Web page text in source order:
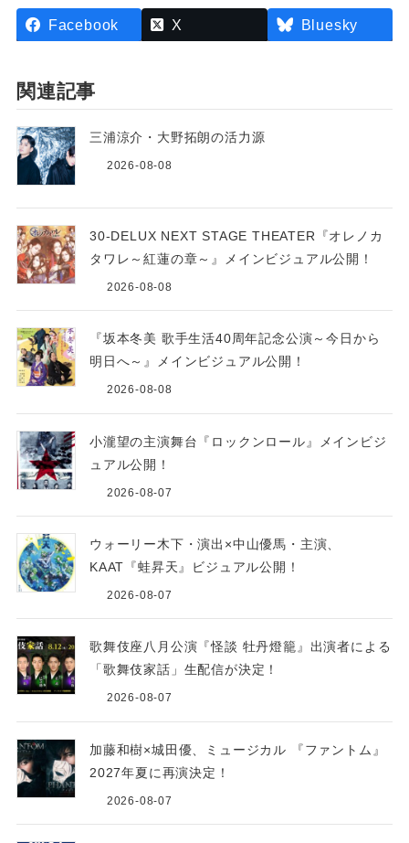
Facebook X Bluesky
関連記事
三浦涼介・大野拓朗の活力源
2026-08-08
30-DELUX NEXT STAGE THEATER『オレノカ
タワレ～紅蓮の章～』メインビジュアル公開！
2026-08-08
『坂本冬美 歌手生活40周年記念公演～今日から
明日へ～』メインビジュアル公開！
2026-08-08
小瀧望の主演舞台『ロックンロール』メインビジ
ュアル公開！
2026-08-07
ウォーリー木下・演出×中山優馬・主演、
KAAT『蛙昇天』ビジュアル公開！
2026-08-07
歌舞伎座八月公演『怪談 牡丹燈籠』出演者による
「歌舞伎家話」生配信が決定！
2026-08-07
加藤和樹×城田優、ミュージカル 『ファントム』
2027年夏に再演決定！
2026-08-07